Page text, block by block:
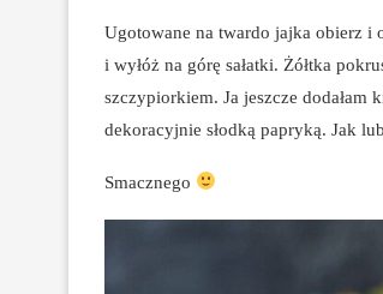
Ugotowane na twardo jajka obierz i
i wyłóż na górę sałatki. Żółtka
szczypiorkiem. Ja jeszcze dodałam
dekoracyjnie słodką papryką. Jak
Smacznego